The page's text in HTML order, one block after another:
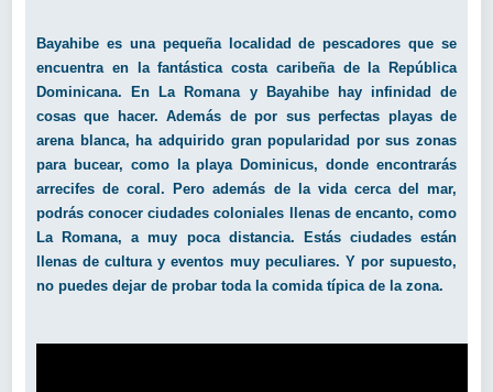
Bayahibe es una pequeña localidad de pescadores que se
encuentra en la fantástica costa caribeña de la República
Dominicana. En La Romana y Bayahibe hay infinidad de
cosas que hacer. Además de por sus perfectas playas de
arena blanca, ha adquirido gran popularidad por sus zonas
para bucear, como la playa Dominicus, donde encontrarás
arrecifes de coral. Pero además de la vida cerca del mar,
podrás conocer ciudades coloniales llenas de encanto, como
La Romana, a muy poca distancia. Estás ciudades están
llenas de cultura y eventos muy peculiares. Y por supuesto,
no puedes dejar de probar toda la comida típica de la zona.